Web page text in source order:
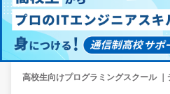
高校生向けプログラミングスクール